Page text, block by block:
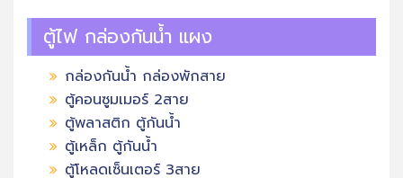
ตู้ไฟ กล่องกันน้ำ แผง
กล่องกันน้ำ กล่องพักสาย
ตู้คอนซูมเมอร์ 2สาย
ตู้พลาสติก ตู้กันน้ำ
ตู้เหล็ก ตู้กันน้ำ
ตู้โหลดเซ็นเตอร์ 3สาย